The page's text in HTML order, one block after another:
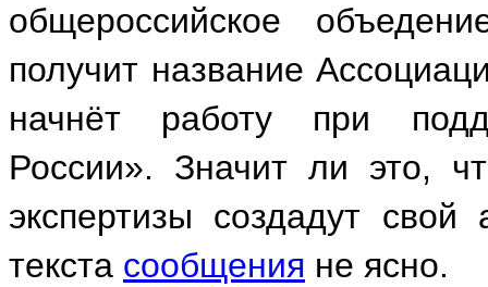
общероссийское
получит название
начнёт работу при
России». Значит ли это,
экспертизы создадут
текста сообщения не ясно.